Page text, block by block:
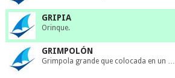
GRIPIA
Orinque.
GRIMPOLÓN
Grimpola grande que colocada en un …